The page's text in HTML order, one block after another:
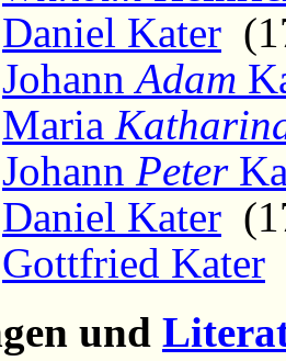
Daniel Kater
JohannAdam
Maria
Johann Peter
Daniel Kater
Gottfried Kater
und